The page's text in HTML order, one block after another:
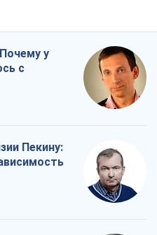
у
с
Пекину: